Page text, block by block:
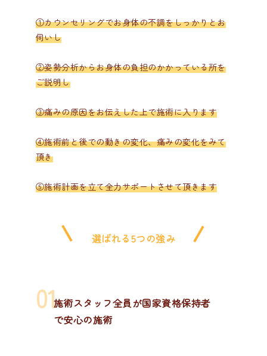
①カウンセリングでお身体の不調をしっかりとお
伺いし
②姿勢分析からお身体の負担のかかっている所を
ご説明し
③痛みの原因をお伝えした上で施術に入ります
④施術前と後での動きの変化、痛みの変化をみて
頂き
⑤施術計画を立て全力サポートさせて頂きます
選ばれる5つの強み
施術スタッフ全員が国家資格保持者
で安心の施術